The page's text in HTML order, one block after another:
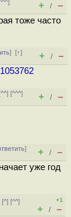
]
+ / –
тоже часто
][↑]
+ / –
^^] [^^^]
+ / –
]
+ / –
уже год
[^] [^^]
+1
+ / –